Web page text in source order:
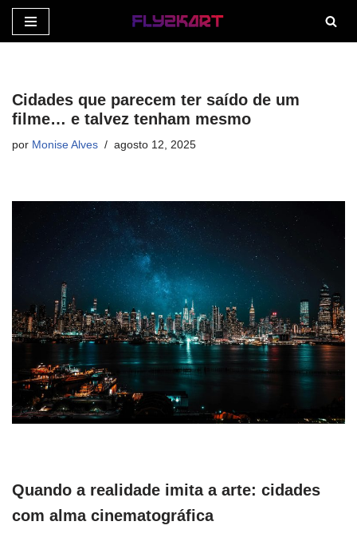
Pular
conteúdo
Cidades que parecem ter saído de um
filme… e talvez tenham mesmo
por Monise Alves agosto 12, 2025
Quando a realidade imita a arte: cidades
com alma cinematográfica